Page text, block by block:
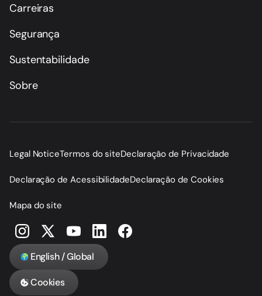
Carreiras
Segurança
Sustentabilidade
Sobre
Legal NoticeTermos do siteDeclaração de Privacidade
Declaração de AcessibilidadeDeclaração de Cookies
Mapa do site
English / Global
Cookies